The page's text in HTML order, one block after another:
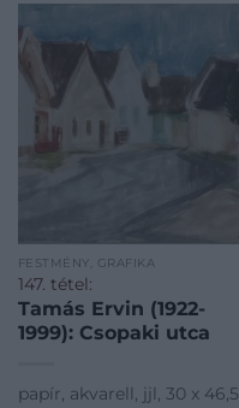
FESTMÉNY, GRAFIKA
147. tétel:
Tamás Ervin (1922-
1999): Csopaki utca
papír, akvarell, jjl, 30 x 46,5